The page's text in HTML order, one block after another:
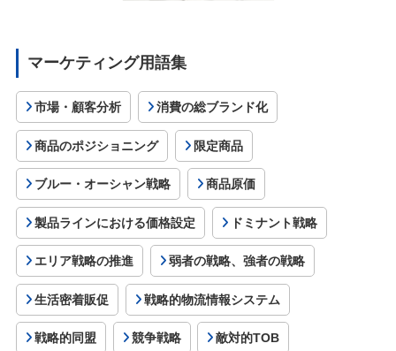
マーケティング用語集
市場・顧客分析 消費の総ブランド化
商品のポジショニング 限定商品
ブルー・オーシャン戦略 商品原価
製品ラインにおける価格設定 ドミナント戦略
エリア戦略の推進 弱者の戦略、強者の戦略
生活密着販促 戦略的物流情報システム
戦略的同盟 競争戦略 敵対的TOB